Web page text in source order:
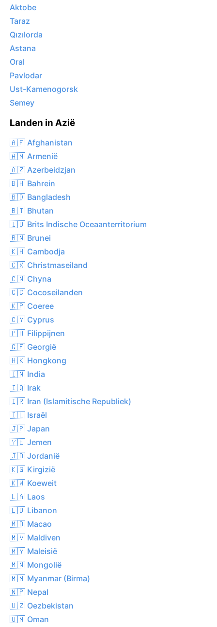
Aktobe
Taraz
Qızılorda
Astana
Oral
Pavlodar
Ust-Kamenogorsk
Semey
Landen in Azië
🇦🇫 Afghanistan
🇦🇲 Armenië
🇦🇿 Azerbeidzjan
🇧🇭 Bahrein
🇧🇩 Bangladesh
🇧🇹 Bhutan
🇮🇴 Brits Indische Oceaanterritorium
🇧🇳 Brunei
🇰🇭 Cambodja
🇨🇽 Christmaseiland
🇨🇳 Chyna
🇨🇨 Cocoseilanden
🇰🇵 Coeree
🇨🇾 Cyprus
🇵🇭 Filippijnen
🇬🇪 Georgië
🇭🇰 Hongkong
🇮🇳 India
🇮🇶 Irak
🇮🇷 Iran (Islamitische Republiek)
🇮🇱 Israël
🇯🇵 Japan
🇾🇪 Jemen
🇯🇴 Jordanië
🇰🇬 Kirgizië
🇰🇼 Koeweit
🇱🇦 Laos
🇱🇧 Libanon
🇲🇴 Macao
🇲🇻 Maldiven
🇲🇾 Maleisië
🇲🇳 Mongolië
🇲🇲 Myanmar (Birma)
🇳🇵 Nepal
🇺🇿 Oezbekistan
🇴🇲 Oman